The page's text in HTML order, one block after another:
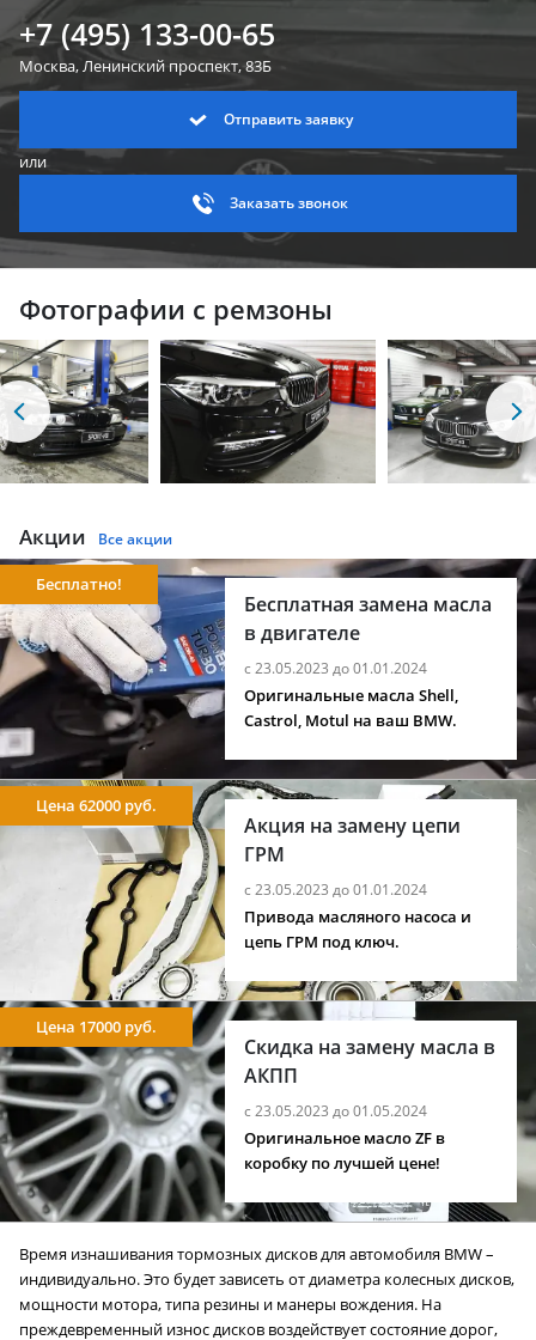
+7 (495) 133-00-65
Москва, Ленинскийпроспект, 83Б
Отправить заявку
или
Заказать звонок
Фотографии с ремзоны
Акции Все акции
Бесплатная замена масла
в двигателе
с 23.05.2023 до 01.01.2024
Бесплатно!
Оригинальные масла Shell,
Castrol, Motul на ваш BMW.
Акция на замену цепи
ГРМ
с 23.05.2023 до 01.01.2024
Цена 62000 руб.
Привода масляного насоса и
цепь ГРМ под ключ.
Скидка на замену масла в
АКПП
с 23.05.2023 до 01.05.2024
Цена 17000 руб.
Оригинальное масло ZF в
коробку по лучшей цене!
Время изнашивания тормозных дисков для автомобиля BMW –
индивидуально. Это будет зависеть от диаметра колесных дисков,
мощности мотора, типа резины и манеры вождения. На
преждевременный износ дисков воздействует состояние дорог,